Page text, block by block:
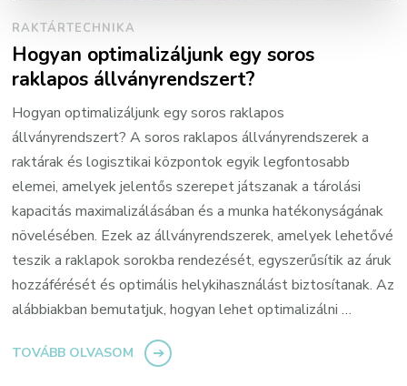
RAKTÁRTECHNIKA
Hogyan optimalizáljunk egy soros
raklapos állványrendszert?
Hogyan optimalizáljunk egy soros raklapos
állványrendszert? A soros raklapos állványrendszerek a
raktárak és logisztikai központok egyik legfontosabb
elemei, amelyek jelentős szerepet játszanak a tárolási
kapacitás maximalizálásában és a munka hatékonyságának
növelésében. Ezek az állványrendszerek, amelyek lehetővé
teszik a raklapok sorokba rendezését, egyszerűsítik az áruk
hozzáférését és optimális helykihasználást biztosítanak. Az
alábbiakban bemutatjuk, hogyan lehet optimalizálni …
TOVÁBB OLVASOM